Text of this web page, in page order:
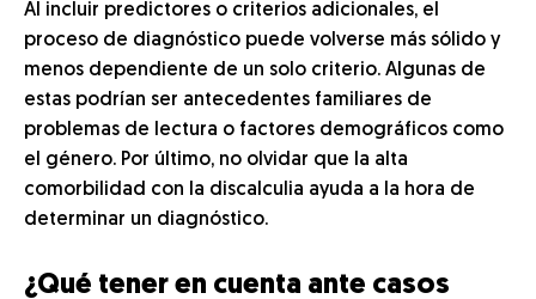
Al incluir predictores o criterios adicionales, el
proceso de diagnóstico puede volverse más sólido y
menos dependiente de un solo criterio. Algunas de
estas podrían ser antecedentes familiares de
problemas de lectura o factores demográficos como
el género. Por último, no olvidar que la alta
comorbilidad con la discalculia ayuda a la hora de
determinar un diagnóstico.
¿Qué tener en cuenta ante casos